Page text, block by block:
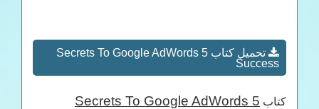
تحميل كتاب 5 Secrets To Google AdWords
Success
كتاب
5 Secrets To Google AdWords